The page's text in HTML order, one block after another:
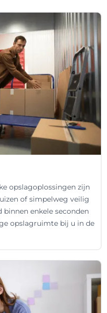
opslagoplossingen zijn
of simpelweg veilig
enkele seconden
opslagruimte bij u in de